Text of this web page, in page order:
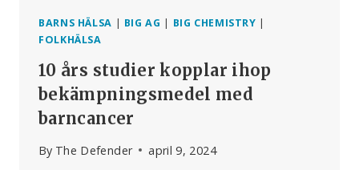
BARNS HÄLSA | BIG AG | BIG CHEMISTRY |
FOLKHÄLSA
10 års studier kopplar ihop
bekämpningsmedel med
barncancer
By The Defender april 9, 2024